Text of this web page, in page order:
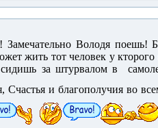
Замечательно Володя поешь!
жить тот человек у
за штурвалом в
Счастья и благополучия во